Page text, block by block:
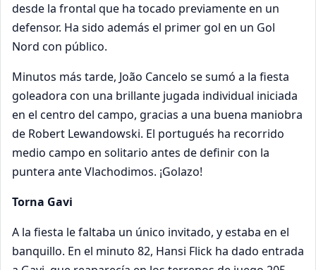
desde la frontal que ha tocado previamente en un
defensor. Ha sido además el primer gol en un Gol
Nord con público.
Minutos más tarde, João Cancelo se sumó a la fiesta
goleadora con una brillante jugada individual iniciada
en el centro del campo, gracias a una buena maniobra
de Robert Lewandowski. El portugués ha recorrido
medio campo en solitario antes de definir con la
puntera ante Vlachodimos. ¡Golazo!
Torna Gavi
A la fiesta le faltaba un único invitado, y estaba en el
banquillo. En el minuto 82, Hansi Flick ha dado entrada